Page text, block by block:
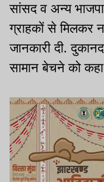
सांसद व अन्य
ग्राहकों से मिलकर
जानकारी दी.
सामान बेचने को